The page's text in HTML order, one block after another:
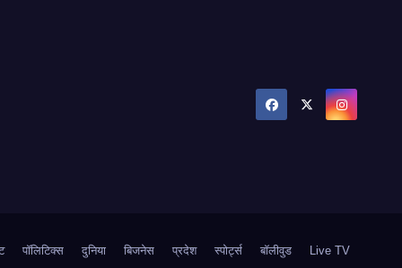
पॉलिटिक्स दुनिया बिजनेस प्रदेश स्पोर्ट्स बॉलीवुड Live TV